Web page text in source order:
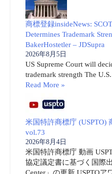
商標登録insideNews:
Determines Trademark
BakerHostetler – JDSupra
2026年8月5日
US Supreme Court will
trademark strength The
Read More »
米国特許商標庁 (USPTO)
vol.73
2026年8月4日
米国特許商標庁 動画
協定議定書に基づく国際
Center」の更新 USPTOア